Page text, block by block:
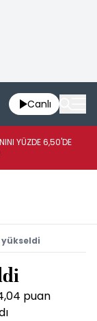
Canlı
YÜZDE 6,50'DE
puan